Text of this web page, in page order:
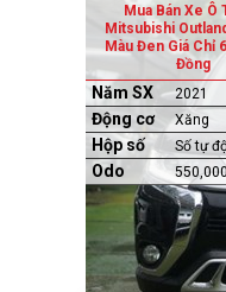
Mua Bán Xe Ô
Mitsubishi
Màu Đen Giá Chỉ
Đồng
Năm SX 2021
Động cơ Xăng
Hộp số Số tự
Odo